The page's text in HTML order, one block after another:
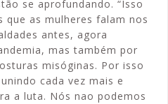
se aprofundando. “Isso
as mulheres falam nos
antes, agora
mas também por
misóginas. Por isso
cada vez mais e
a luta. Nós nao podemos